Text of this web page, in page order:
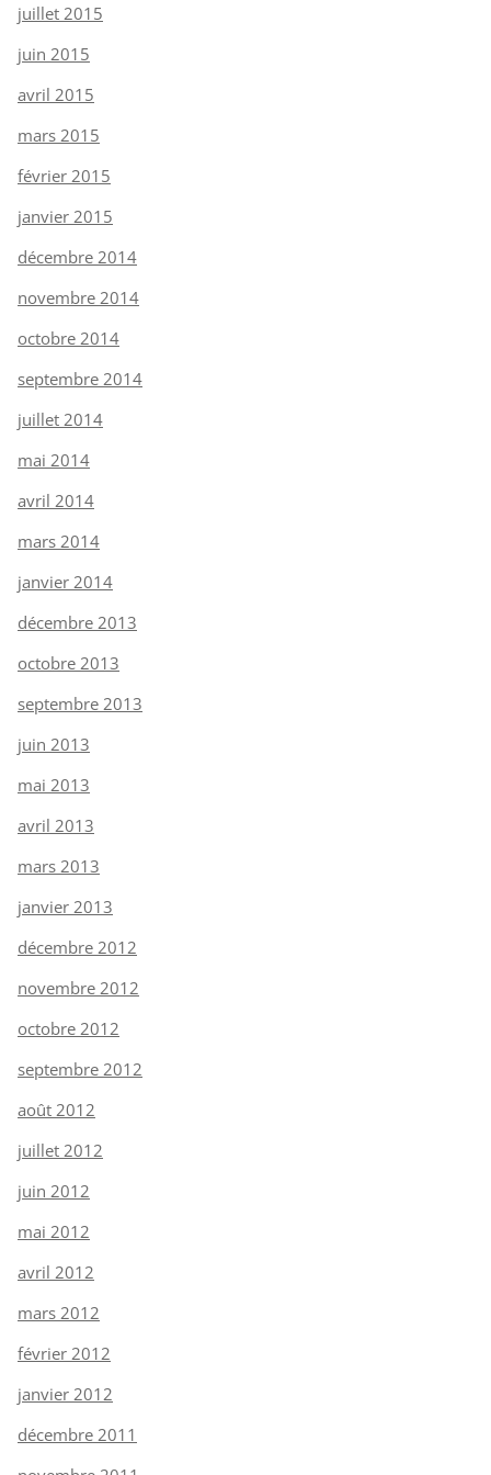
juillet 2015
juin 2015
avril 2015
mars 2015
février 2015
janvier 2015
décembre 2014
novembre 2014
octobre 2014
septembre 2014
juillet 2014
mai 2014
avril 2014
mars 2014
janvier 2014
décembre 2013
octobre 2013
septembre 2013
juin 2013
mai 2013
avril 2013
mars 2013
janvier 2013
décembre 2012
novembre 2012
octobre 2012
septembre 2012
août 2012
juillet 2012
juin 2012
mai 2012
avril 2012
mars 2012
février 2012
janvier 2012
décembre 2011